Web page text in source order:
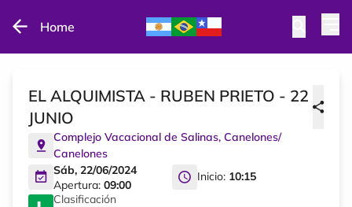
Home
EL ALQUIMISTA - RUBEN PRIETO - 22
JUNIO
Complejo Vacacional de Salinas, Canelones/
Canelones
Sáb, 22/06/2024
Apertura: 09:00
Inicio: 10:15
Clasificación